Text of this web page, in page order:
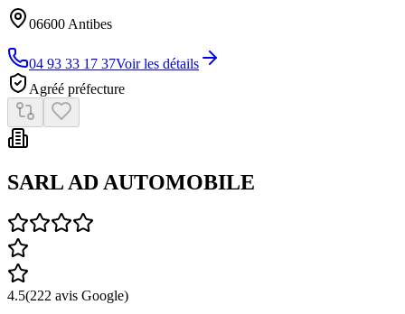
06600 Antibes
04 93 33 17 37Voir les détails
Agréé préfecture
SARL AD AUTOMOBILE
4.5(222 avis Google)